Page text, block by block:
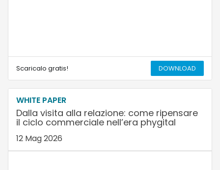
Scaricalo gratis! DOWNLOAD
WHITE PAPER
Dalla visita alla relazione: come ripensare
il ciclo commerciale nell’era phygital
12 Mag 2026